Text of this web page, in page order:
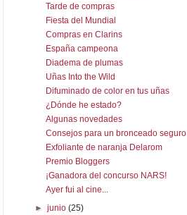
Tarde de compras
Fiesta del Mundial
Compras en Clarins
España campeona
Diadema de plumas
Uñas Into the Wild
Difuminado de color en tus uñas
¿Dónde he estado?
Algunas novedades
Consejos para un bronceado seguro
Exfoliante de naranja Delarom
Premio Bloggers
¡Ganadora del concurso NARS!
Ayer fui al cine...
►junio(25)